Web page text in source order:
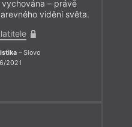
– právě
vidění světa.
– Slovo
2021